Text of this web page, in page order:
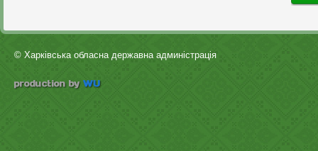
© Харківська обласна державна админістрація